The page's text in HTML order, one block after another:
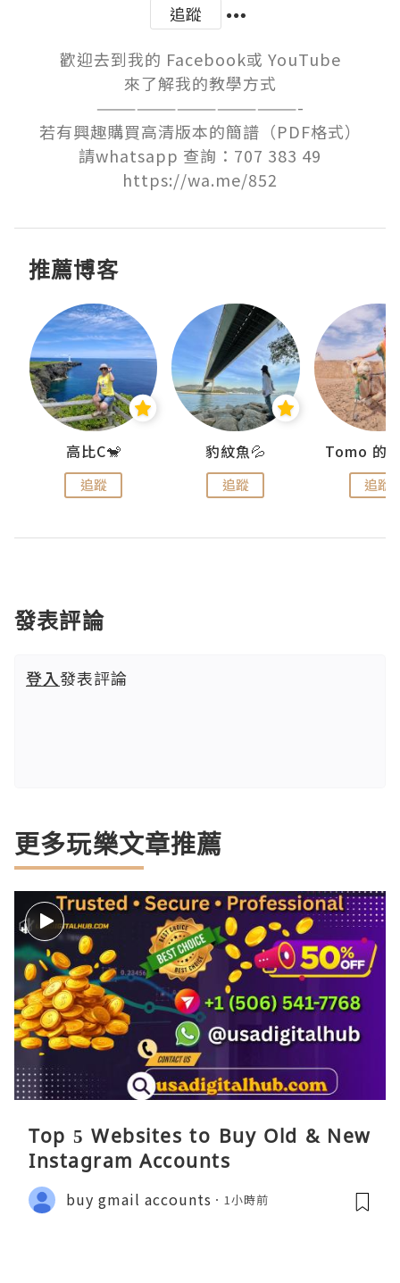
追蹤
歡迎去到我的 Facebook或 YouTube
來了解我的教學方式
———————————————-
若有興趣購買高清版本的簡譜（PDF格式）
請whatsapp 查詢：707 383 49
https://wa.me/852
推薦博客
高比C🐒
追蹤
豹紋魚💦
追蹤 追蹤
發表評論
登入發表評論
更多玩樂文章推薦
Top 5 Websites to Buy Old & New
Instagram Accounts
buy gmail accounts 1小時前